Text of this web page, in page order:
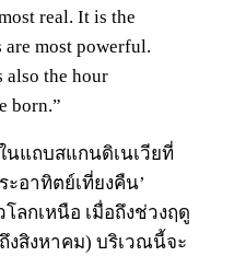
real. It is the
are most powerful.
also the hour
born.”
นแถบสแกนดิเนเวียที่
อาทิตย์เที่ยงคืน’
ลกเหนือ เมื่อถึงช่วงฤดู
งสิงหาคม) บริเวณนี้จะ